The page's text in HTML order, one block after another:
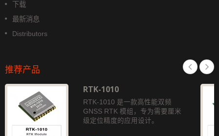
下载
最新消息
Distributors
推荐产品
RTK-1010
RTK-1010 是一款高性能双频
GNSS RTK 模组，专为需要厘米
级定位精度的应用设计。